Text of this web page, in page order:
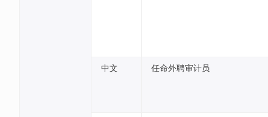
中文 任命外聘审计员